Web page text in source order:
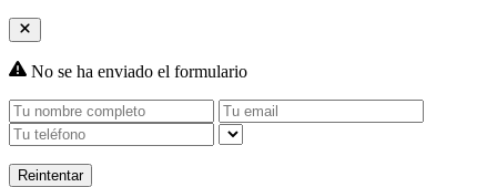
No se ha enviado el formulario
Reintentar